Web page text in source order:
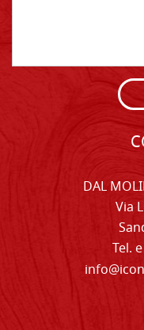
DAL
Via
Tel.